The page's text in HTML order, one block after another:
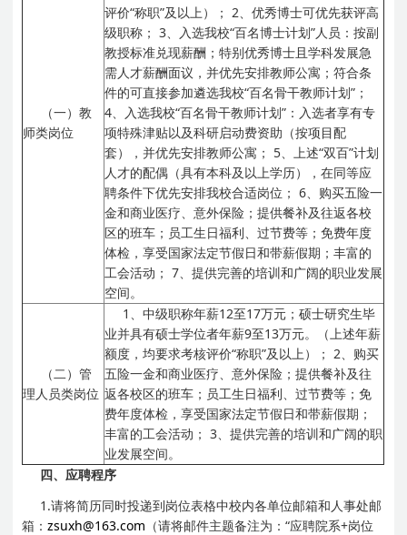
（一）教
师类岗位
评价“称职”及以上）； 2、优秀博士可优先获评高
级职称； 3、入选我校“百名博士计划”人员：按副
教授标准兑现薪酬；特别优秀博士且学科发展急
需人才薪酬面议，并优先安排教师公寓；符合条
件的可直接参加遴选我校“百名骨干教师计划”；
4、入选我校“百名骨干教师计划”：入选者享有专
项特殊津贴以及科研启动费资助（按项目配
套），并优先安排教师公寓； 5、上述“双百”计划
人才的配偶（具有本科及以上学历），在同等应
聘条件下优先安排我校合适岗位； 6、购买五险一
金和商业医疗、意外保险；提供餐补及往返各校
区的班车；员工生日福利、过节费等；免费年度
体检，享受国家法定节假日和带薪假期；丰富的
工会活动； 7、提供完善的培训和广阔的职业发展
空间。
（二）管
理人员类岗位
1、中级职称年薪12至17万元；硕士研究生毕
业并具有硕士学位者年薪9至13万元。（上述年薪
额度，均要求考核评价“称职”及以上）； 2、购买
五险一金和商业医疗、意外保险；提供餐补及往
返各校区的班车；员工生日福利、过节费等；免
费年度体检，享受国家法定节假日和带薪假期；
丰富的工会活动； 3、提供完善的培训和广阔的职
业发展空间。
四、应聘程序
1.请将简历同时投递到岗位表格中校内各单位邮箱和人事处邮
箱：zsuxh@163.com （请将邮件主题备注为：“应聘院系+岗位